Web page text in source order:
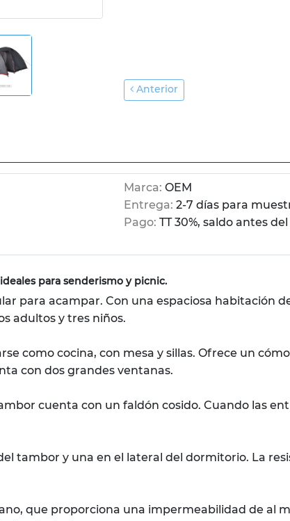
Anterior
Marca: OEM
Entrega: 2-7 días para
Pago: TT 30%, saldo antes
para senderismo y picnic.
para acampar. Con una espaciosa habitación
adultos y tres niños.
como cocina, con mesa y sillas. Ofrece un
con dos grandes ventanas.
cuenta con un faldón cosido. Cuando las
tambor y una en el lateral del dormitorio. La
que proporciona una impermeabilidad de al